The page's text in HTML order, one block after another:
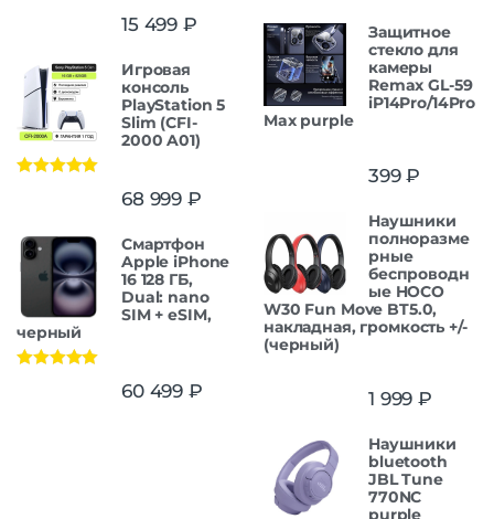
15 499 ₽
Игровая
консоль
PlayStation 5
Slim (CFI-
2000 A01)
68 999 ₽
Смартфон
Apple iPhone
16 128 ГБ,
Dual: nano
SIM + eSIM,
черный
60 499 ₽
Защитнoe
cтекло для
камеры
Remax GL-59
iP14Pro/14Pro
Max purple
399₽
Наушники
полноразме
рные
беспроводн
ые HOCO
W30 Fun Move BT5.0,
накладная, громкость +/-
(черный)
1 999 ₽
Наушники
bluetooth
JBL Tune
770NC
purple